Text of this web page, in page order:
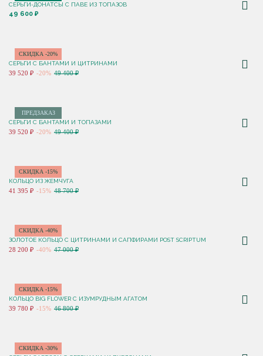
СЕРЬГИ-ДОНАТСЫ С ПАВЕ ИЗ ТОПАЗОВ
49 600 ₽
СКИДКА -20%
СЕРЬГИ С БАНТАМИ И ЦИТРИНАМИ
39 520 ₽ -20% 49 400 ₽
ПРЕДЗАКАЗ
СЕРЬГИ С БАНТАМИ И ТОПАЗАМИ
39 520 ₽ -20% 49 400 ₽
СКИДКА -15%
КОЛЬЦО ИЗ ЖЕМЧУГА
41 395 ₽ -15% 48 700 ₽
СКИДКА -40%
ЗОЛОТОЕ КОЛЬЦО С ЦИТРИНАМИ И САПФИРАМИ POST SCRIPTUM
28 200 ₽ -40% 47 000 ₽
СКИДКА -15%
КОЛЬЦО BIG FLOWER С ИЗУМРУДНЫМ АГАТОМ
39 780 ₽ -15% 46 800 ₽
СКИДКА -30%